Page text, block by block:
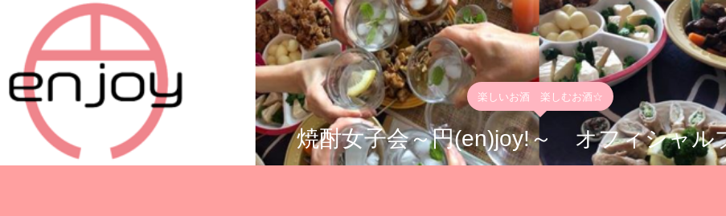
楽しいお酒 楽しむお酒☆
焼酎女子会～円(en)joy!～ オフィシャル